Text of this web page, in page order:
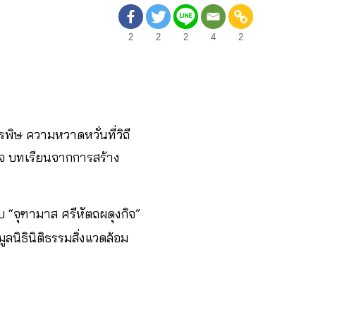
2
2 2 4 2
พิษ ความหวาดหวั่นที่วิถี
ทเรียนจากการสร้าง
“จุฑามาส ศรีหัตถผดุงกิจ”
ลนิธินิติธรรมสิ่งแวดล้อม